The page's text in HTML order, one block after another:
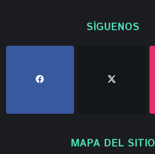
SÍGUENOS
MAPA DEL SITIO